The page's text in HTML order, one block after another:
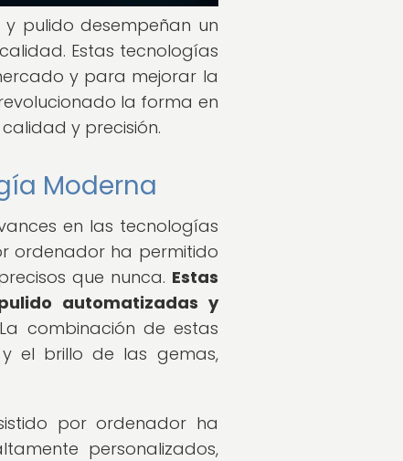
pulido desempeñan un
Estas tecnologías
y para mejorar la
la forma en
y precisión.
Moderna
en las tecnologías
ordenador ha permitido
que nunca. Estas
automatizadas y
La combinación de estas
el brillo de las gemas,
por ordenador ha
personalizados,